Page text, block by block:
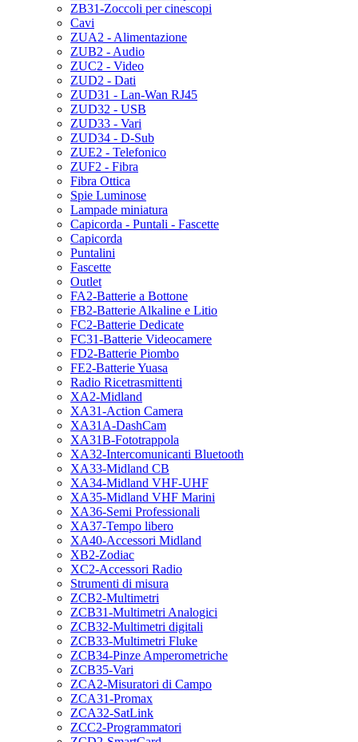
ZB31-Zoccoli per cinescopi
Cavi
ZUA2 - Alimentazione
ZUB2 - Audio
ZUC2 - Video
ZUD2 - Dati
ZUD31 - Lan-Wan RJ45
ZUD32 - USB
ZUD33 - Vari
ZUD34 - D-Sub
ZUE2 - Telefonico
ZUF2 - Fibra
Fibra Ottica
Spie Luminose
Lampade miniatura
Capicorda - Puntali - Fascette
Capicorda
Puntalini
Fascette
Outlet
FA2-Batterie a Bottone
FB2-Batterie Alkaline e Litio
FC2-Batterie Dedicate
FC31-Batterie Videocamere
FD2-Batterie Piombo
FE2-Batterie Yuasa
Radio Ricetrasmittenti
XA2-Midland
XA31-Action Camera
XA31A-DashCam
XA31B-Fototrappola
XA32-Intercomunicanti Bluetooth
XA33-Midland CB
XA34-Midland VHF-UHF
XA35-Midland VHF Marini
XA36-Semi Professionali
XA37-Tempo libero
XA40-Accessori Midland
XB2-Zodiac
XC2-Accessori Radio
Strumenti di misura
ZCB2-Multimetri
ZCB31-Multimetri Analogici
ZCB32-Multimetri digitali
ZCB33-Multimetri Fluke
ZCB34-Pinze Amperometriche
ZCB35-Vari
ZCA2-Misuratori di Campo
ZCA31-Promax
ZCA32-SatLink
ZCC2-Programmatori